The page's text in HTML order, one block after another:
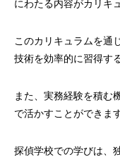
にわたる内容がカリキ
このカリキュラムを通
技術を効率的に習得す
また、実務経験を積む
で活かすことができます
探偵学校での学びは、